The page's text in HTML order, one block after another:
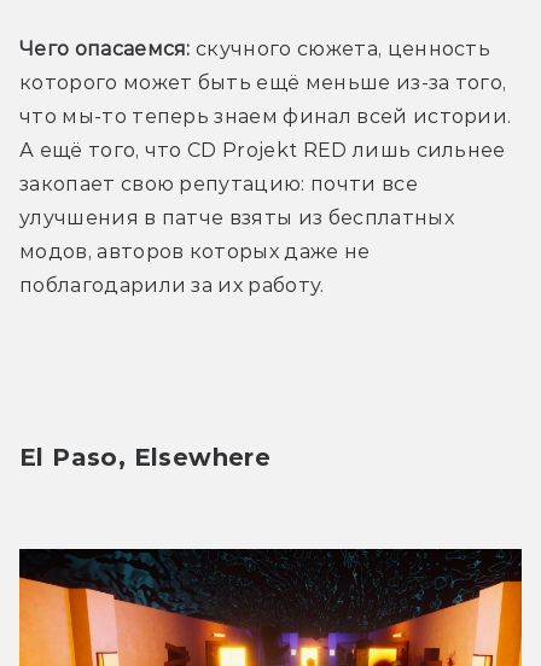
Чего опасаемся: скучного сюжета, ценность
которого может быть ещё меньше из-за того,
что мы-то теперь знаем финал всей истории.
А ещё того, что CD Projekt RED лишь сильнее
закопает свою репутацию: почти все
улучшения в патче взяты из бесплатных
модов, авторов которых даже не
поблагодарили за их работу.
El Paso, Elsewhere